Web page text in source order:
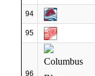
94
95
96